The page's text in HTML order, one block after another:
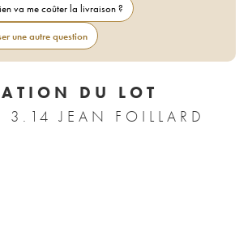
va me coûter la livraison ?
une autre question
DU LOT
3.14 JEAN FOILLARD